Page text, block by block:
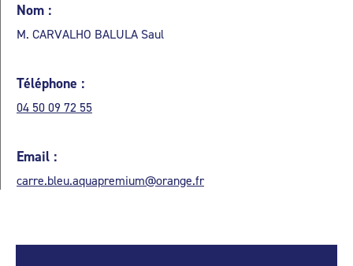
Nom :
M. CARVALHO BALULA Saul
Téléphone :
04 50 09 72 55
Email :
carre.bleu.aquapremium@orange.fr